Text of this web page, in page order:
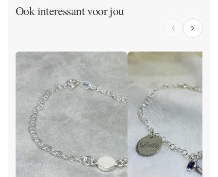
Ook interessant voor jou